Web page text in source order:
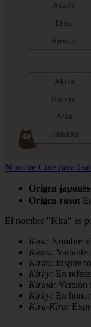
Nombre Cute para
Origen
Origen ruso:
El nombre "Kira" es
Kira: Nombre
Kiara:
Kirito:
Kirby: En
Kirina: Versión
Kirby: En
Kira-Kira: